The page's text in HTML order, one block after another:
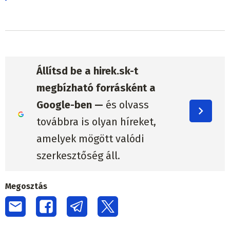
Állítsd be a hirek.sk-t
megbízható forrásként a
Google-ben — és olvass
továbbra is olyan híreket,
amelyek mögött valódi
szerkesztőség áll.
Megosztás